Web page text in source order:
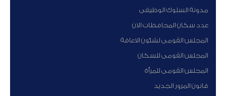
مدونة السلوك الوظيفى
عدد سكان المحافظات الان
المجلس القومى لشئون الاعاقة
المجلس القومى للسكان
المجلس القومى للمرأة
قانون المرور الجديد